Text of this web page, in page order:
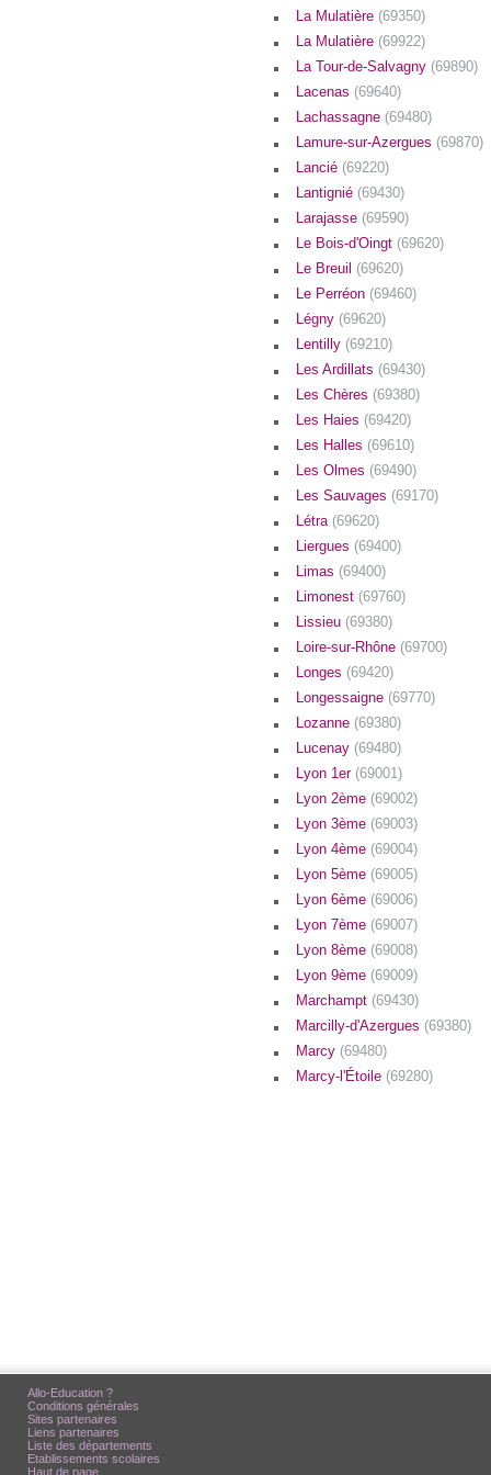
La Mulatière (69350)
La Mulatière (69922)
La Tour-de-Salvagny (69890)
Lacenas (69640)
Lachassagne (69480)
Lamure-sur-Azergues (69870)
Lancié (69220)
Lantignié (69430)
Larajasse (69590)
Le Bois-d'Oingt (69620)
Le Breuil (69620)
Le Perréon (69460)
Légny (69620)
Lentilly (69210)
Les Ardillats (69430)
Les Chères (69380)
Les Haies (69420)
Les Halles (69610)
Les Olmes (69490)
Les Sauvages (69170)
Létra (69620)
Liergues (69400)
Limas (69400)
Limonest (69760)
Lissieu (69380)
Loire-sur-Rhône (69700)
Longes (69420)
Longessaigne (69770)
Lozanne (69380)
Lucenay (69480)
Lyon 1er (69001)
Lyon 2ème (69002)
Lyon 3ème (69003)
Lyon 4ème (69004)
Lyon 5ème (69005)
Lyon 6ème (69006)
Lyon 7ème (69007)
Lyon 8ème (69008)
Lyon 9ème (69009)
Marchampt (69430)
Marcilly-d'Azergues (69380)
Marcy (69480)
Marcy-l'Étoile (69280)
Allo-Education ?
Conditions générales
Sites partenaires
Liens partenaires
Liste des départements
Etablissements scolaires
Haut de page